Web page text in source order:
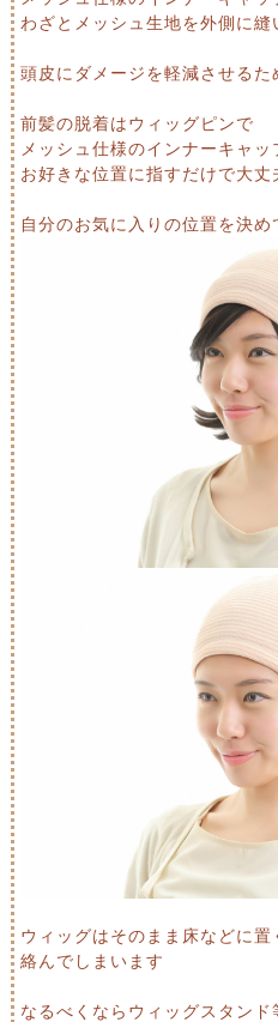
わざとメッシュ生地を外側に
頭皮にダメージを軽減させるた
前髪の脱着はウィッグピンで
メッシュ仕様のインナーキャッ
お好きな位置に指すだけで大丈
自分のお気に入りの位置を決め
ウィッグはそのまま床などに置
絡んでしまいます
なるべくならウィッグスタンド